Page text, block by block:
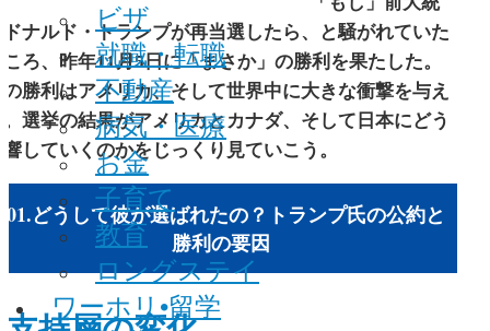
ビザ
就職・転職
不動産
病気・医療
お金
子育て
教育
ロングステイ
ワーホリ•留学
ナルド・トランプが再当選したら、と騒がれていた
ろ、昨年11月5日に「まさか」の勝利を果たした。
勝利はアメリカ、そして世界中に大きな衝撃を与え
選挙の結果がアメリカとカナダ、そして日本にどう
していくのかをじっくり見ていこう。
どうして彼が選ばれたの？トランプ氏の公約と
勝利の要因